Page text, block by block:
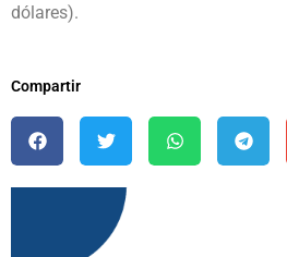
dólares).
Compartir